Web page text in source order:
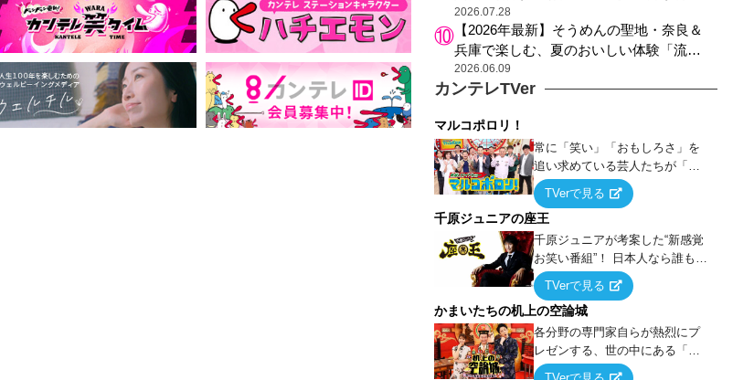
遠しい」と早くから注目
2026.07.28
【2026年最新】そうめんの聖地・奈良＆
兵庫で楽しむ、夏のおいしい体験「流し
そうめん体験」おすすめ3選
2026.06.09
カンテレTVer
マルコポロリ！
常に「笑い」「おもしろさ」を
追い求めている芸人たちが「芸
能界」という大海原に漕ぎ出で
て、新たなオモシロ人間を発掘
する！
TVerで見る
千原ジュニアの座王
千原ジュニアが考案した“新感覚
お笑い番組”！ 日本人なら誰もが
馴染みのある『イス取りゲー
ム』をベースに、大喜利・ギャ
グ・モノボケ・歌…など様々な
お題で芸人がショートネタを競
い合う！
TVerで見る
かまいたちの机上の空論城
各分野の専門家自らが熱烈にプ
レゼンする、世の中にある「試
したことはないが、やってみた